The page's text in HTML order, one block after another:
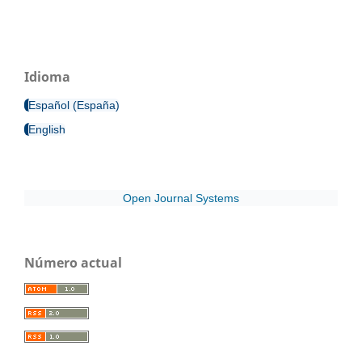
Idioma
Español (España)
English
Open Journal Systems
Número actual